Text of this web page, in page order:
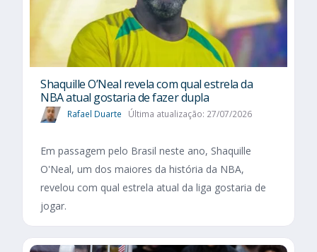
Shaquille O’Neal revela com qual estrela da
NBA atual gostaria de fazer dupla
Rafael Duarte Última atualização: 27/07/2026
Em passagem pelo Brasil neste ano, Shaquille
O'Neal, um dos maiores da história da NBA,
revelou com qual estrela atual da liga gostaria de
jogar.